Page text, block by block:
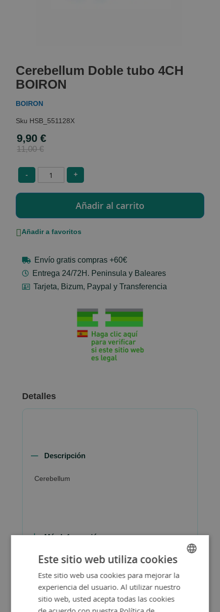
the
beginning
of
the
gallery
Cerebellum Doble tubo 4CH
BOIRON
BOIRON
HSB_551128X
Special
Price
9,90 €
11,00 €
- +
Añadir a favoritos
Envío gratis compras +60€
Entrega 24/72H. Peninsula y Baleares
Tarjeta, Bizum, Paypal y Transferencia
Detalles
Descripción
Cerebellum
Más Información
SPANISH
ENGLISH
Este sitio web utiliza cookies
Este sitio web usa cookies para mejorar la
experiencia del usuario. Al utilizar nuestro
sitio web, usted acepta todas las cookies